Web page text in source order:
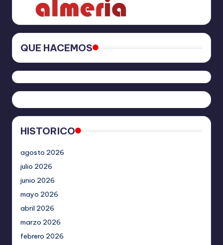
QUE HACEMOS
HISTORICO
agosto 2026
julio 2026
junio 2026
mayo 2026
abril 2026
marzo 2026
febrero 2026